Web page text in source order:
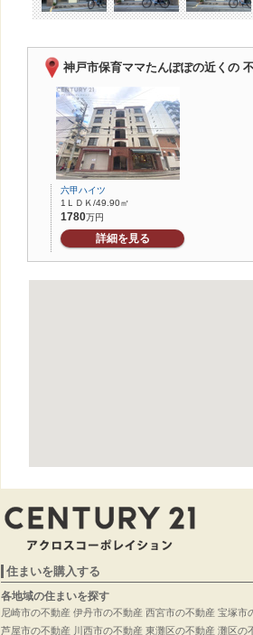
神戸市保育ママたんぽぽの近くの
六甲ハイツ
1ＬＤＫ/49.90㎡
1780万円
詳細を見る
住まいを購入する
各地域の住まいを探す
尼崎市の不動産
芦屋市の不動産
伊丹市の不動産
川西市の不動産
西宮市の不動産
東灘区の不動産
宝塚市
灘区の